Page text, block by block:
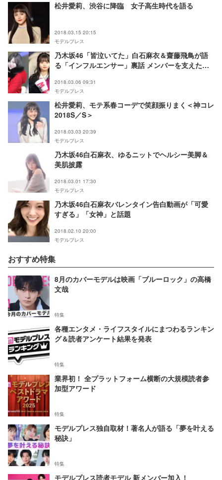
松井愛莉、渋谷に降臨 女子高生時代を語る
2018.03.15 20:15
モデルプレス
乃木坂46「皆泣いてた」白石麻衣＆齋藤飛鳥が語
る「インフルエンサー」裏話 メンバーを支えたの
2018.03.06 09:31
モデルプレス
松井愛莉、モテ系春コーデで笑顔振りまく＜神コレ
2018S／S＞
2018.03.03 20:39
モデルプレス
乃木坂46白石麻衣、ゆるニットでヘルシー美脚＆
美肌披露
2018.03.01 17:30
モデルプレス
乃木坂46白石麻衣バレンタイン告白動画が「可愛
すぎる」「女神」と話題
2018.02.10 20:00
モデルプレス
おすすめ特集
8月のカバーモデルは映画「ブルーロック」の高橋
文哉
特集
各種エンタメ・ライフスタイルにまつわるランキン
グ＆読者アンケート結果を発表
特集
業界初！ 全プラットフォーム横断の大規模読者参
加型アワード
特集
モデルプレス独自取材！著名人が語る「夢を叶える
秘訣」
特集
モデルプレス読者モデル 新メンバー加入！